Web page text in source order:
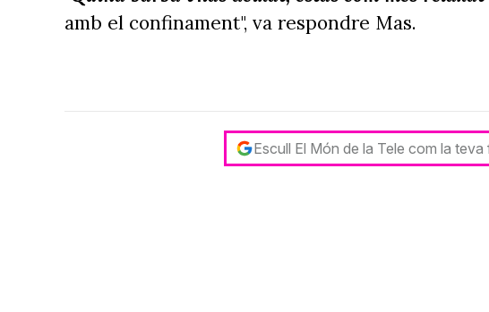
amb el confinament", va respondre Mas.
Escull El Món de la Tele com la